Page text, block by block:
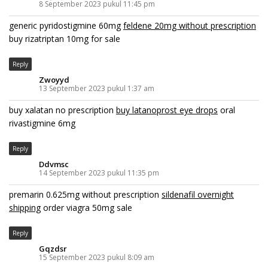
8 September 2023 pukul 11:45 pm
generic pyridostigmine 60mgfeldene 20mg without prescription
buy rizatriptan 10mg for sale
Reply
Zwoyyd
13 September 2023 pukul 1:37 am
buy xalatan no prescription buy latanoprost eye drops oral
rivastigmine 6mg
Reply
Ddvmsc
14 September 2023 pukul 11:35 pm
premarin 0.625mg without prescription sildenafil overnight
shippingorder viagra 50mg sale
Reply
Gqzdsr
15 September 2023 pukul 8:09 am